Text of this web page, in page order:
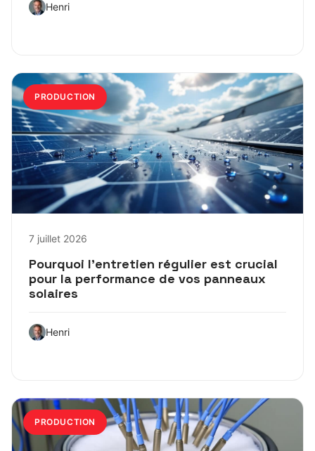
Henri
PRODUCTION
7 juillet 2026
Pourquoi l’entretien régulier est crucial
pour la performance de vos panneaux
solaires
Henri
PRODUCTION